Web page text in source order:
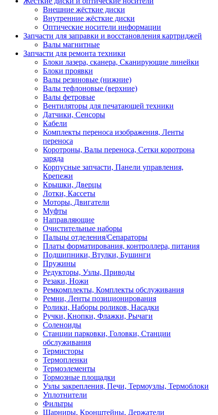
Внешние жёсткие диски
Внутренние жёсткие диски
Оптические носители информации
Запчасти для заправки и восстановления картриджей
Валы магнитные
Запчасти для ремонта техники
Блоки лазера, сканера, Сканирующие линейки
Блоки проявки
Валы резиновые (нижние)
Валы тефлоновые (верхние)
Валы фетровые
Вентиляторы для печатающей техники
Датчики, Сенсоры
Кабели
Комплекты переноса изображения, Ленты
переноса
Коротроны, Валы переноса, Сетки коротрона
заряда
Корпусные запчасти, Панели управления,
Крепежи
Крышки, Дверцы
Лотки, Кассеты
Моторы, Двигатели
Муфты
Направляющие
Очистительные наборы
Пальцы отделения/Сепараторы
Платы форматирования, контроллера, питания
Подшипники, Втулки, Бушинги
Пружины
Редукторы, Узлы, Приводы
Резаки, Ножи
Ремкомплекты, Комплекты обслуживания
Ремни, Ленты позиционирования
Ролики, Наборы роликов, Насадки
Ручки, Кнопки, Флажки, Рычаги
Соленоиды
Станции парковки, Головки, Станции
обслуживания
Термисторы
Термопленки
Термоэлементы
Тормозные площадки
Узлы закрепления, Печи, Термоузлы, Термоблоки
Уплотнители
Фильтры
Шарниры, Кронштейны, Держатели